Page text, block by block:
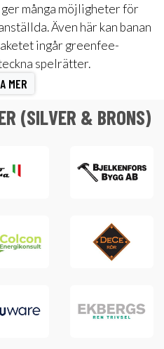
många möjligheter för
Även här kan banan
ingår greenfee-
spelrätter.
MER
(SILVER & BRONS)